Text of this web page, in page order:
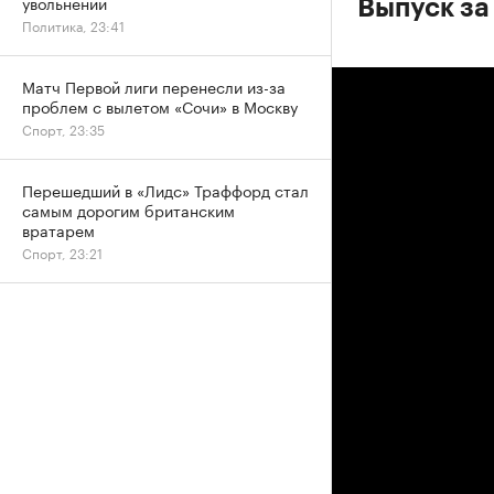
Выпуск
Политика, 23:41
Матч Первой лиги перенесли из-за
проблем с вылетом «Сочи» в Москву
Спорт, 23:35
Перешедший в «Лидс» Траффорд стал
самым дорогим британским
вратарем
Спорт, 23:21